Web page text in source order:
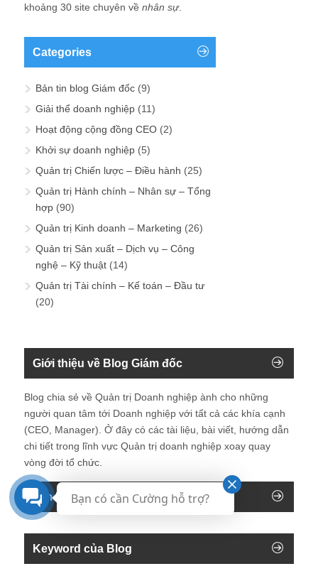
khoảng 30 site chuyên về nhân sự.
Categories
Bản tin blog Giám đốc (9)
Giải thể doanh nghiệp (11)
Hoạt động cộng đồng CEO (2)
Khởi sự doanh nghiệp (5)
Quản trị Chiến lược – Điều hành (25)
Quản trị Hành chính – Nhân sự – Tổng
hợp (90)
Quản trị Kinh doanh – Marketing (26)
Quản trị Sản xuất – Dịch vụ – Công
nghệ – Kỹ thuật (14)
Quản trị Tài chính – Kế toán – Đầu tư
(20)
Giới thiệu về Blog Giám đốc
Blog chia sẻ về Quản trị Doanh nghiệp ành cho những
người quan tâm tới Doanh nghiệp với tất cả các khía cạnh
(CEO, Manager). Ở đây có các tài liệu, bài viết, hướng dẫn
chi tiết trong lĩnh vực Quản trị doanh nghiệp xoay quay
vòng đời tổ chức.
Tìm kiếm trên blog
Keyword của Blog
Bạn có cần Cường hỗ trợ?